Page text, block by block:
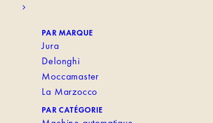
PAR MARQUE
Jura
Delonghi
Moccamaster
La Marzocco
PAR CATÉGORIE